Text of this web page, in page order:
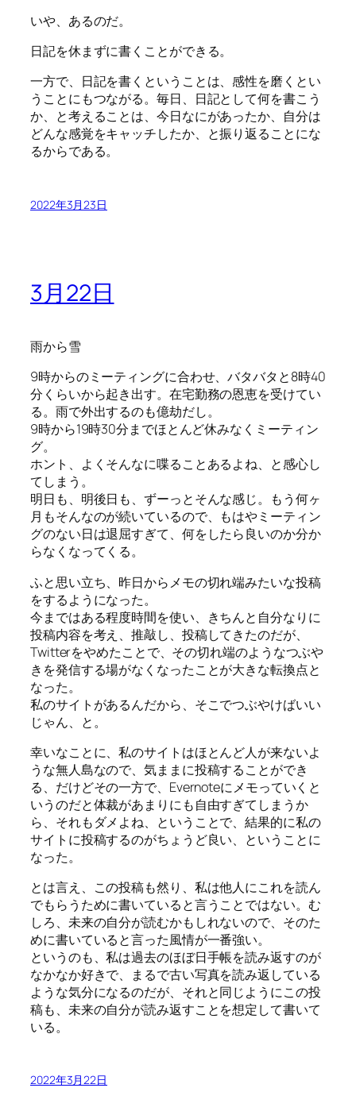
いや、あるのだ。
日記を休まずに書くことができる。
一方で、日記を書くということは、感性を磨くとい
うことにもつながる。毎日、日記として何を書こう
か、と考えることは、今日なにがあったか、自分は
どんな感覚をキャッチしたか、と振り返ることにな
るからである。
2022年3月23日
3月22日
雨から雪
9時からのミーティングに合わせ、バタバタと8時40
分くらいから起き出す。在宅勤務の恩恵を受けてい
る。雨で外出するのも億劫だし。
9時から19時30分までほとんど休みなくミーティン
グ。
ホント、よくそんなに喋ることあるよね、と感心し
てしまう。
明日も、明後日も、ずーっとそんな感じ。もう何ヶ
月もそんなのが続いているので、もはやミーティン
グのない日は退屈すぎて、何をしたら良いのか分か
らなくなってくる。
ふと思い立ち、昨日からメモの切れ端みたいな投稿
をするようになった。
今まではある程度時間を使い、きちんと自分なりに
投稿内容を考え、推敲し、投稿してきたのだが、
Twitterをやめたことで、その切れ端のようなつぶや
きを発信する場がなくなったことが大きな転換点と
なった。
私のサイトがあるんだから、そこでつぶやけばいい
じゃん、と。
幸いなことに、私のサイトはほとんど人が来ないよ
うな無人島なので、気ままに投稿することができ
る、だけどその一方で、Evernoteにメモっていくと
いうのだと体裁があまりにも自由すぎてしまうか
ら、それもダメよね、ということで、結果的に私の
サイトに投稿するのがちょうど良い、ということに
なった。
とは言え、この投稿も然り、私は他人にこれを読ん
でもらうために書いていると言うことではない。む
しろ、未来の自分が読むかもしれないので、そのた
めに書いていると言った風情が一番強い。
というのも、私は過去のほぼ日手帳を読み返すのが
なかなか好きで、まるで古い写真を読み返している
ような気分になるのだが、それと同じようにこの投
稿も、未来の自分が読み返すことを想定して書いて
いる。
2022年3月22日